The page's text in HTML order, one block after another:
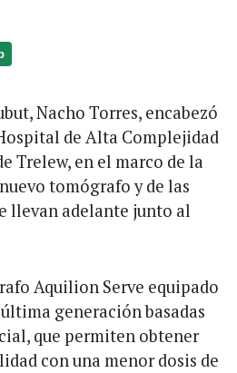
Nacho Torres, encabezó
de Alta Complejidad
Trelew, en el marco de la
tomógrafo y de las
llevan adelante junto al
Aquilion Serve equipado
generación basadas
que permiten obtener
con una menor dosis de